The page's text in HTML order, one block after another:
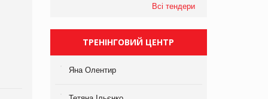
Всі тендери
ТРЕНІНГОВИЙ ЦЕНТР
Яна Олентир